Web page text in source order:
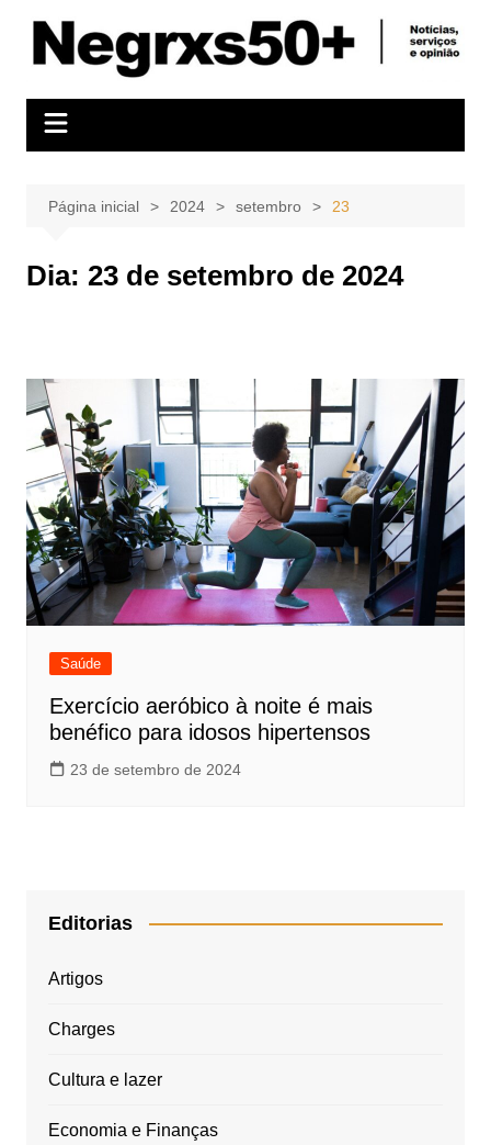
conteúdo
Página inicial 2024 setembro 23
Dia: 23 de setembro de 2024
Saúde
Exercício aeróbico à noite é mais
benéfico para idosos hipertensos
23 de setembro de 2024
Editorias
Artigos
Charges
Cultura e lazer
Economia e Finanças